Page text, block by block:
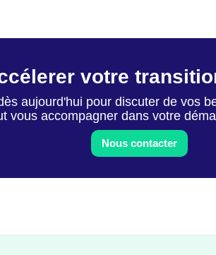
votre
aujourd'hui pour discuter de vos
vous accompagner dans votre
Nous contacter